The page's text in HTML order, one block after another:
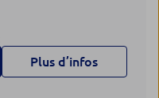
Plus d’infos